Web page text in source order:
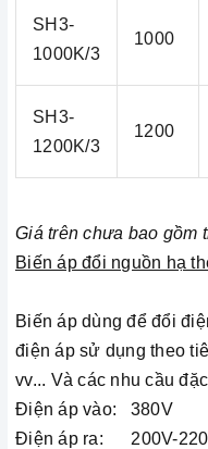
SH3-
1000K/3
1000
SH3-
1200K/3
1200
Giá trên chưa bao gồm
Biến áp đổi nguồn hạ
Biến áp dùng để đổi
điện áp sử dụng theo
vv... Và các nhu cầu
Điện áp vào: 380V
Điện áp ra: 200V-